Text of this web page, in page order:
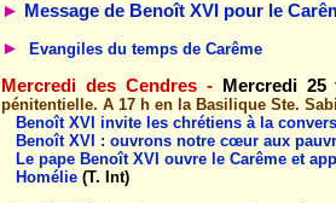
► Message de Benoît XVI pour le
►
Evangiles du temps de Carême
Mercredi des Cendres -Mercredi 25
pénitentielle. A 17 h en la Basilique Ste.
Benoît XVI invite les chrétiens à la
Benoît XVI : ouvrons notre cœur aux
Le pape Benoît XVI ouvre le Carême et
Homélie (T. Int)